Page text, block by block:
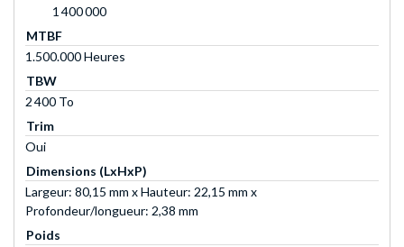
1 400 000
MTBF
1.500.000 Heures
TBW
2 400 To
Trim
Oui
Dimensions (LxHxP)
Largeur: 80,15 mm x Hauteur: 22,15 mm x
Profondeur/longueur: 2,38 mm
Poids